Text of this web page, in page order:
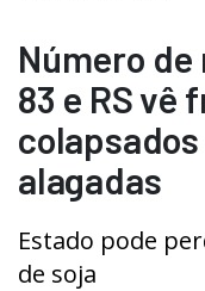
Número
83 e RS vê
alagadas
Estado pode
de soja